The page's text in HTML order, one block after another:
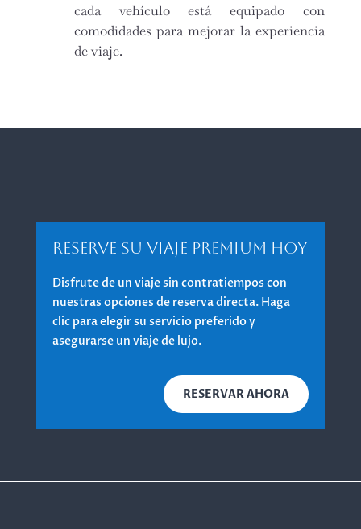
cada vehículo está equipado con
comodidades para mejorar la experiencia
de viaje.
Reserve su viaje premium hoy
Disfrute de un viaje sin contratiempos con
nuestras opciones de reserva directa. Haga
clic para elegir su servicio preferido y
asegurarse un viaje de lujo.
RESERVAR AHORA